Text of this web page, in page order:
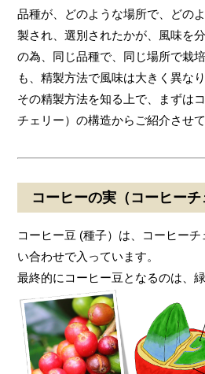
品種が、どのような場所で、どの
製され、選別されたかが、風味を
の為、同じ品種で、同じ場所で栽
も、精製方法で風味は大きく異なり
その精製方法を知る上で、まずは
チェリー）の構造からご紹介させ
コーヒーの実（コーヒーチ
コーヒー豆 (種子）は、コーヒー
い合わせで入っています。
最終的にコーヒー豆となるのは、